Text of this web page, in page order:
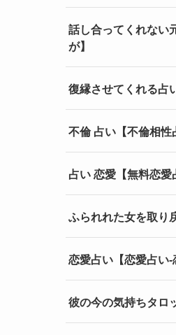
話し合ってくれない
が】
復縁させてくれる占
不倫 占い【不倫相
占い 恋愛【無料恋愛
ふられれた女を取り
恋愛占い【恋愛占い-
彼の今の気持ちタロ